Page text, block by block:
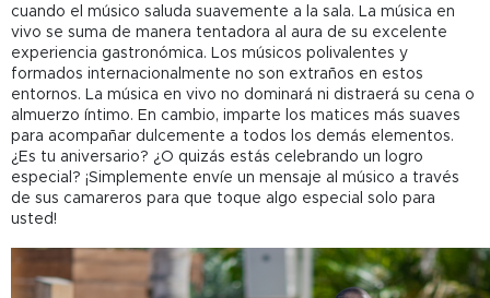
cuando el músico saluda suavemente a la sala. La música en
vivo se suma de manera tentadora al aura de su excelente
experiencia gastronómica. Los músicos polivalentes y
formados internacionalmente no son extraños en estos
entornos. La música en vivo no dominará ni distraerá su cena o
almuerzo íntimo. En cambio, imparte los matices más suaves
para acompañar dulcemente a todos los demás elementos.
¿Es tu aniversario? ¿O quizás estás celebrando un logro
especial? ¡Simplemente envíe un mensaje al músico a través
de sus camareros para que toque algo especial solo para
usted!